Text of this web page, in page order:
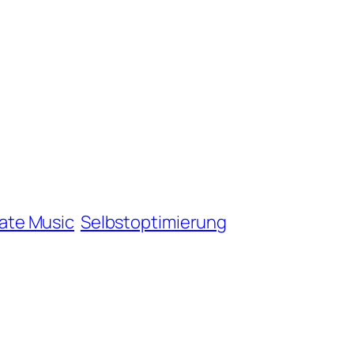
Music Selbstoptimierung